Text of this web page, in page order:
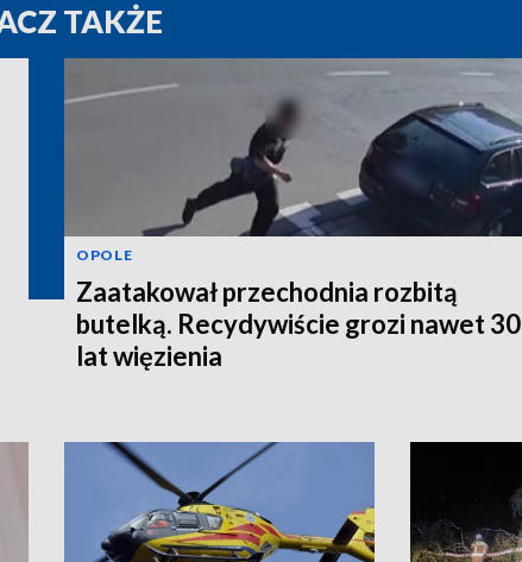
TAKŻE
OPOLE
Zaatakował przechodnia rozbitą
butelką. Recydywiście grozi nawet 30
lat więzienia